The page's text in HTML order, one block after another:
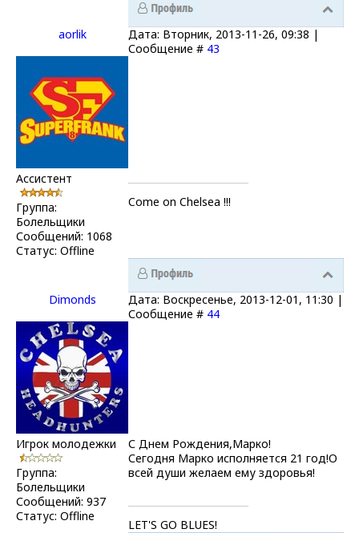
aorlik
Дата: Вторник, 2013-11-26, 09:38 |
Сообщение # 43
Ассистент
Группа:
Болельщики
Сообщений: 1068
Статус: Offline
Come on Chelsea !!!
Dimonds
Дата: Воскресенье, 2013-12-01, 11:30 |
Сообщение # 44
Игрок молодежки
Группа:
Болельщики
Сообщений: 937
Статус: Offline
С Днем Рождения,Марко!
Сегодня Марко исполняется 21 год!О
всей души желаем ему здоровья!
LET'S GO BLUES!